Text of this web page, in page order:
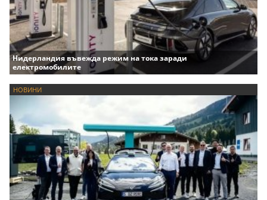
Нидерландия въвежда режим на тока заради
електромобилите
НОВИНИ